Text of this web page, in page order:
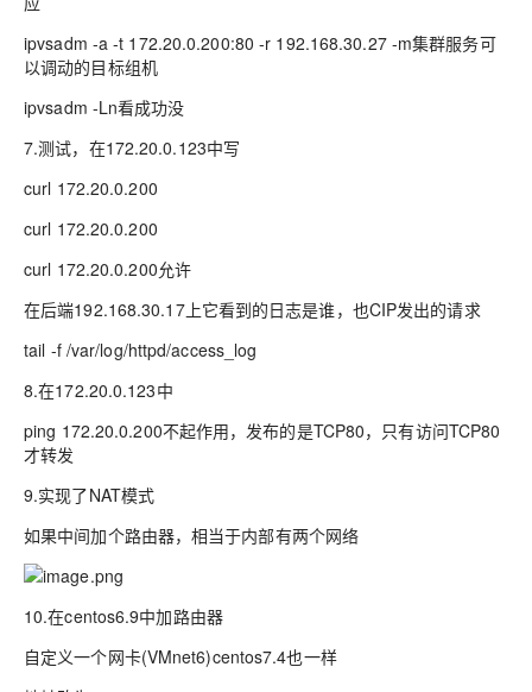
ipvsadm -a -t 172.20.0.200:80 -r 192.168.30.27 -m集群服务可
以调动的目标组机
ipvsadm -Ln看成功没
7.测试，在172.20.0.123中写
curl 172.20.0.200
curl 172.20.0.200
curl 172.20.0.200允许
在后端192.168.30.17上它看到的日志是谁，也CIP发出的请求
tail -f /var/log/httpd/access_log
8.在172.20.0.123中
ping 172.20.0.200不起作用，发布的是TCP80，只有访问TCP80
才转发
9.实现了NAT模式
如果中间加个路由器，相当于内部有两个网络
10.在centos6.9中加路由器
自定义一个网卡(VMnet6)centos7.4也一样